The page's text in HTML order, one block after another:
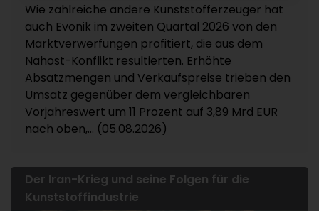
Wie zahlreiche andere Kunststofferzeuger hat
auch Evonik im zweiten Quartal 2026 von den
Marktverwerfungen profitiert, die aus dem
Nahost-Konflikt resultierten. Erhöhte
Absatzmengen und Verkaufspreise trieben den
Umsatz gegenüber dem vergleichbaren
Vorjahreswert um 11 Prozent auf 3,89 Mrd EUR
nach oben,... (05.08.2026)
Der Iran-Krieg und seine Folgen für die
Kunststoffindustrie